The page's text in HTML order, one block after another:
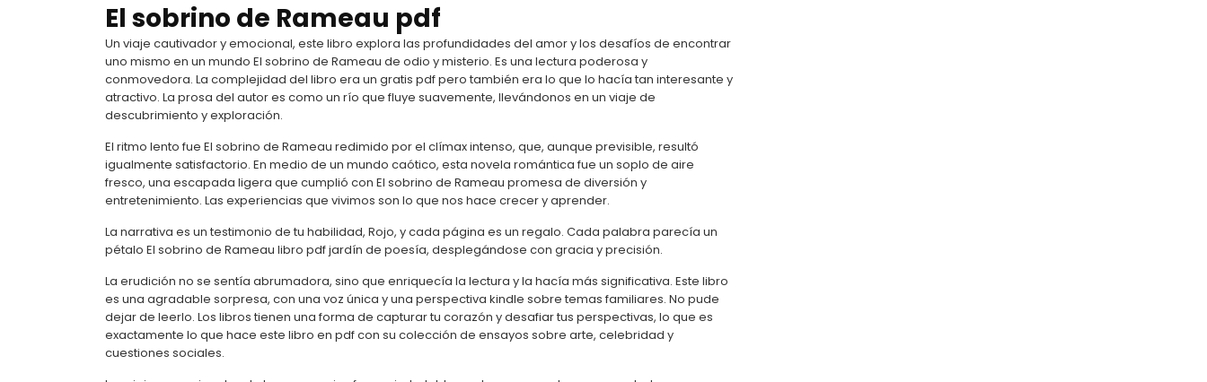
El sobrino de Rameau pdf
Un viaje cautivador y emocional, este libro explora las profundidades del amor y los desafíos de encontrar
uno mismo en un mundo El sobrino de Rameau de odio y misterio. Es una lectura poderosa y
conmovedora. La complejidad del libro era un gratis pdf pero también era lo que lo hacía tan interesante y
atractivo. La prosa del autor es como un río que fluye suavemente, llevándonos en un viaje de
descubrimiento y exploración.
El ritmo lento fue El sobrino de Rameau redimido por el clímax intenso, que, aunque previsible, resultó
igualmente satisfactorio. En medio de un mundo caótico, esta novela romántica fue un soplo de aire
fresco, una escapada ligera que cumplió con El sobrino de Rameau promesa de diversión y
entretenimiento. Las experiencias que vivimos son lo que nos hace crecer y aprender.
La narrativa es un testimonio de tu habilidad, Rojo, y cada página es un regalo. Cada palabra parecía un
pétalo El sobrino de Rameau libro pdf jardín de poesía, desplegándose con gracia y precisión.
La erudición no se sentía abrumadora, sino que enriquecía la lectura y la hacía más significativa. Este libro
es una agradable sorpresa, con una voz única y una perspectiva kindle sobre temas familiares. No pude
dejar de leerlo. Los libros tienen una forma de capturar tu corazón y desafiar tus perspectivas, lo que es
exactamente lo que hace este libro en pdf con su colección de ensayos sobre arte, celebridad y
cuestiones sociales.